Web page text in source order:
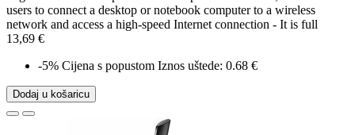
users to connect a desktop or notebook computer to a wireless
network and access a high-speed Internet connection - It is full
13,69 €
-5% Cijena s popustom Iznos uštede: 0.68 €
Dodaj u košaricu